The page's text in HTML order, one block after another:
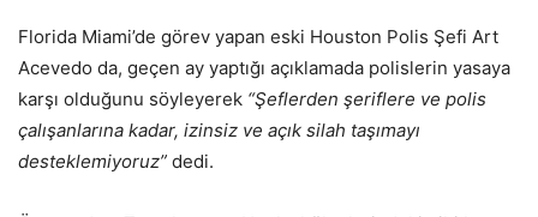
Florida Miami’de görev yapan eski Houston Polis Şefi Art
Acevedo da, geçen ay yaptığı açıklamada polislerin yasaya
karşı olduğunu söyleyerek “Şeflerden şeriflere ve polis
çalışanlarına kadar, izinsiz ve açık silah taşımayı
desteklemiyoruz” dedi.